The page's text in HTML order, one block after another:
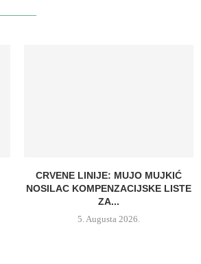
CRVENE LINIJE: MUJO MUJKIĆ
NOSILAC KOMPENZACIJSKE LISTE
ZA...
5. Augusta 2026.